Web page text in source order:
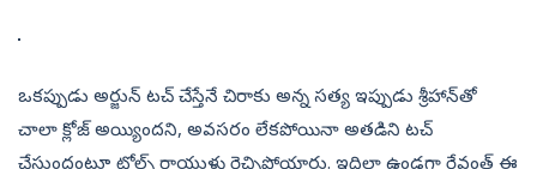
ఒకప్పుడు అర్జున్‌ టచ్‌ చేస్తేనే చిరాకు అన్న సత్య ఇప్పుడు శ్రీహాన్‌తో
చాలా క్లోజ్‌ అయ్యిందని, అవసరం లేకపోయినా అతడిని టచ్‌